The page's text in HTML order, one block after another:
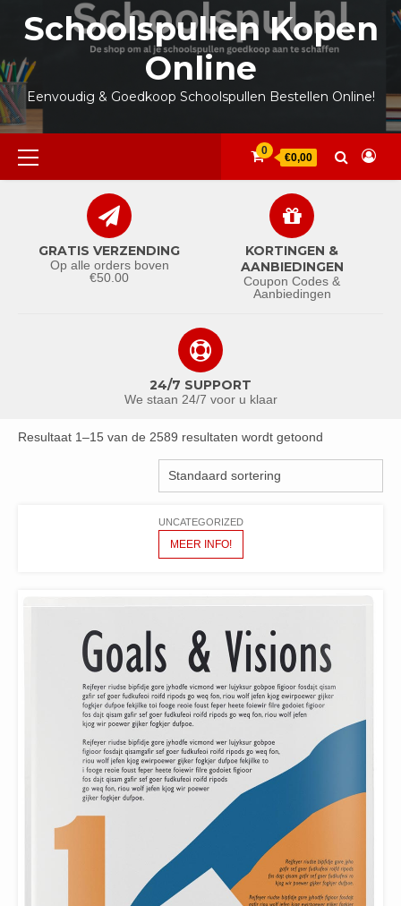
inhoud
Schoolspullen Kopen
Online
Eenvoudig & Goedkoop Schoolspullen Bestellen Online!
Primair
menu
0
€0,00
GRATIS VERZENDING
Op alle orders boven
€50.00
KORTINGEN &
AANBIEDINGEN
Coupon Codes &
Aanbiedingen
24/7 SUPPORT
We staan 24/7 voor u klaar
Resultaat 1–15 van de 2589 resultaten wordt getoond
UNCATEGORIZED
MEER INFO!